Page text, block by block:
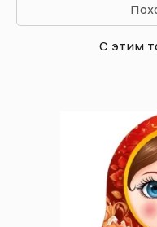
С этим